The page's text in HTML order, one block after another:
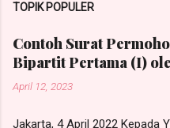
TOPIK POPULER
Contoh Surat
Bipartit Pertama (I)
April 12, 2023
Jakarta, 4 April 2022 Kepada